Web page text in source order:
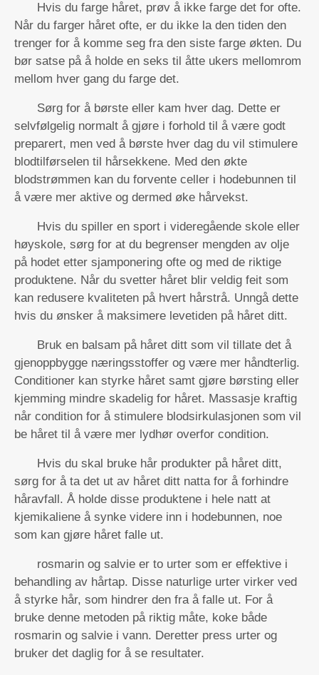
Hvis du farge håret, prøv å ikke farge det for ofte.
Når du farger håret ofte, er du ikke la den tiden den
trenger for å komme seg fra den siste farge økten. Du
bør satse på å holde en seks til åtte ukers mellomrom
mellom hver gang du farge det.
Sørg for å børste eller kam hver dag. Dette er
selvfølgelig normalt å gjøre i forhold til å være godt
preparert, men ved å børste hver dag du vil stimulere
blodtilførselen til hårsekkene. Med den økte
blodstrømmen kan du forvente celler i hodebunnen til
å være mer aktive og dermed øke hårvekst.
Hvis du spiller en sport i videregående skole eller
høyskole, sørg for at du begrenser mengden av olje
på hodet etter sjamponering ofte og med de riktige
produktene. Når du svetter håret blir veldig feit som
kan redusere kvaliteten på hvert hårstrå. Unngå dette
hvis du ønsker å maksimere levetiden på håret ditt.
Bruk en balsam på håret ditt som vil tillate det å
gjenoppbygge næringsstoffer og være mer håndterlig.
Conditioner kan styrke håret samt gjøre børsting eller
kjemming mindre skadelig for håret. Massasje kraftig
når condition for å stimulere blodsirkulasjonen som vil
be håret til å være mer lydhør overfor condition.
Hvis du skal bruke hår produkter på håret ditt,
sørg for å ta det ut av håret ditt natta for å forhindre
håravfall. Å holde disse produktene i hele natt at
kjemikaliene å synke videre inn i hodebunnen, noe
som kan gjøre håret falle ut.
rosmarin og salvie er to urter som er effektive i
behandling av hårtap. Disse naturlige urter virker ved
å styrke hår, som hindrer den fra å falle ut. For å
bruke denne metoden på riktig måte, koke både
rosmarin og salvie i vann. Deretter press urter og
bruker det daglig for å se resultater.